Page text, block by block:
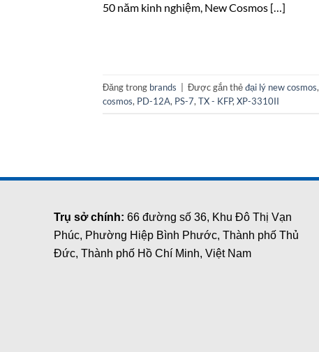
50 năm kinh nghiệm, New Cosmos […]
Đăng trong brands Được gắn thẻđại lý new cosmos,
cosmos, PD-12A, PS-7, TX - KFP, XP-3310II
Trụ sở chính: 66 đường số 36, Khu Đô Thị Vạn
Phúc, Phường Hiệp Bình Phước, Thành phố Thủ
Đức, Thành phố Hồ Chí Minh, Việt Nam